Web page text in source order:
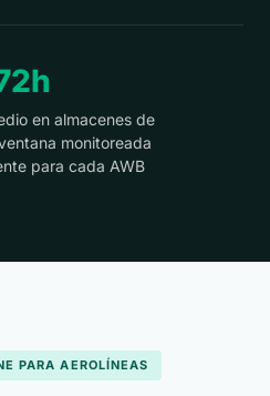
en almacenes de
monitoreada
para cada AWB
PARA AEROLÍNEAS